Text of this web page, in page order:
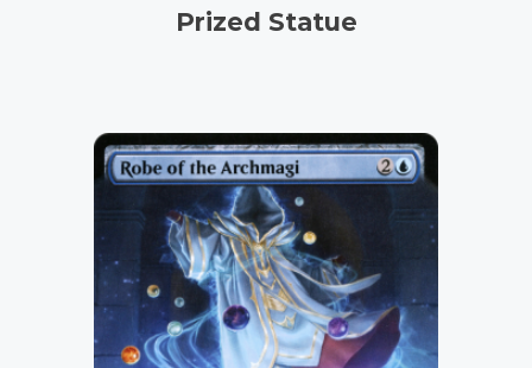
Prized Statue